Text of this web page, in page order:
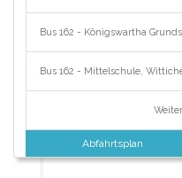
Bus 162 - Königswartha
Bus 162 - Mittelschule,
Abfahrtsplan